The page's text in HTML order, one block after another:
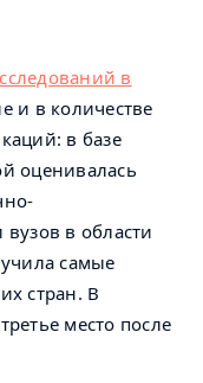
в
и в количестве
в базе
оценивалась
в области
самые
стран. В
место после